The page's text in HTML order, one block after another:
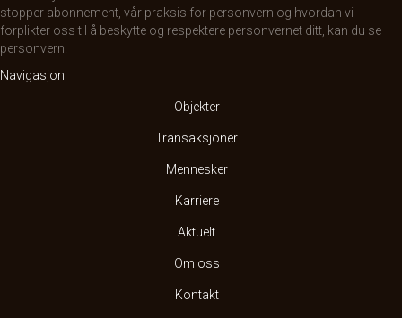
stopper abonnement, vår praksis for personvern og hvordan vi
forplikter oss til å beskytte og respektere personvernet ditt, kan du se
personvern.
Navigasjon
Objekter
Transaksjoner
Mennesker
Karriere
Aktuelt
Om oss
Kontakt